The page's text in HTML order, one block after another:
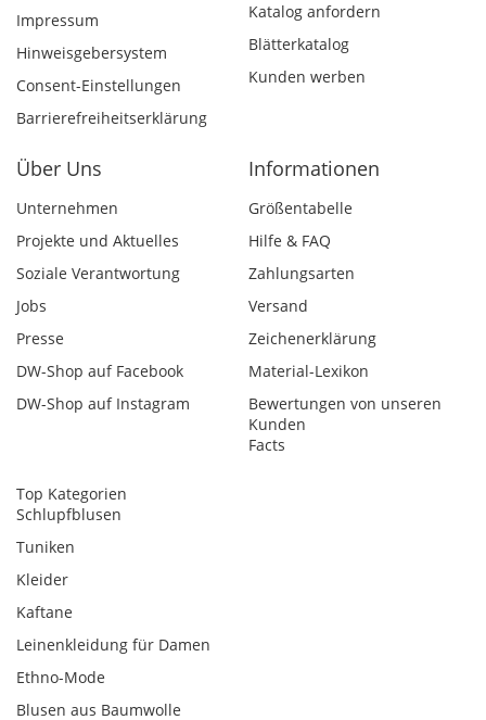
Impressum
Hinweisgebersystem
Consent-Einstellungen
Barrierefreiheitserklärung
Katalog anfordern
Blätterkatalog
Kunden werben
Über Uns
Unternehmen
Projekte und Aktuelles
Soziale Verantwortung
Jobs
Presse
DW-Shop auf Facebook
DW-Shop auf Instagram
Informationen
Größentabelle
Hilfe & FAQ
Zahlungsarten
Versand
Zeichenerklärung
Material-Lexikon
Bewertungen von unseren
Kunden
Facts
Top Kategorien
Schlupfblusen
Tuniken
Kleider
Kaftane
Leinenkleidung für Damen
Ethno-Mode
Blusen aus Baumwolle